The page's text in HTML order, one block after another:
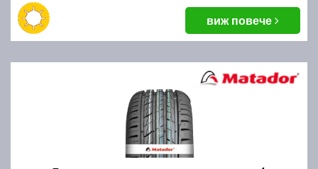
виж повече